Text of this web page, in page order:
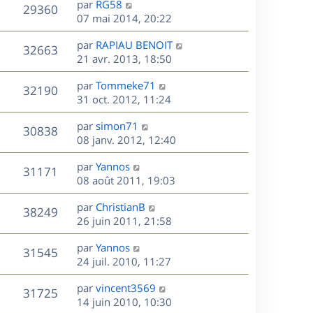
g
e
s
a
g
e
m
e
s
s
a
g
e
s
n
i
e
r
m
e
s
s
a
g
e
29360V
u
e
s
D
e
r
n
i
e
r
m
e
s
s
a
g
e
par RG58
07 mai 2014, 20:22
32663V
u
s
D
e
r
n
i
e
r
m
e
s
s
a
g
e
par RAPIAU BENOIT
21 avr. 2013, 18:50
32190V
u
e
D
e
r
n
i
e
r
m
e
s
s
a
g
e
par Tommeke71
31 oct. 2012, 11:24
30838V
u
s
D
e
r
n
i
e
r
m
e
s
s
a
g
e
par simon71
08 janv. 2012, 12:40
31171
u
D
e
r
n
i
e
r
m
e
s
s
par Yannos
08 août 2011, 19:03
38249V
u
D
e
r
n
i
e
r
m
par ChristianB
26 juin 2011, 21:58
31545V
u
D
e
r
n
i
par Yannos
24 juil. 2010, 11:27
31725V
D
e
par vincent3569
14 juin 2010, 10:30